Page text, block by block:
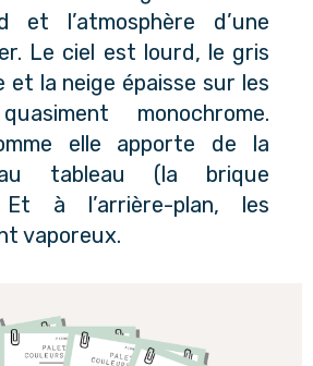
et l’atmosphère d’une
Le ciel est lourd, le gris
et la neige épaisse sur les
monochrome.
elle apporte de la
tableau (la brique
Et à l’arrière-plan, les
vaporeux.